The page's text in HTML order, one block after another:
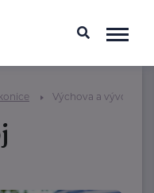
Výchova a vývoj